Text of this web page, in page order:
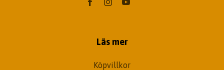
Läs mer
Köpvillkor